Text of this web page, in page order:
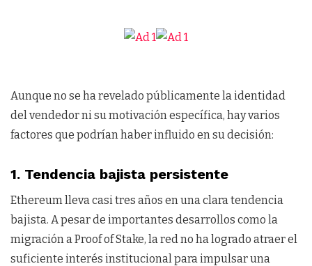
Aunque no se ha revelado públicamente la identidad
del vendedor ni su motivación específica, hay varios
factores que podrían haber influido en su decisión:
1. Tendencia bajista persistente
Ethereum lleva casi tres años en una clara tendencia
bajista. A pesar de importantes desarrollos como la
migración a Proof of Stake, la red no ha logrado atraer el
suficiente interés institucional para impulsar una